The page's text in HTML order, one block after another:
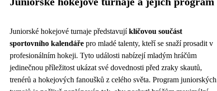
Juniorské hokejové turnaje představujíklíčovou součást
sportovního kalendáře pro mladé talenty, kteří se snaží prosadit v
profesionálním hokeji. Tyto události nabízejí mladým hráčům
jedinečnou příležitost ukázat své dovednosti před zraky skautů,
trenérů a hokejových fanoušků z celého světa. Program juniorských